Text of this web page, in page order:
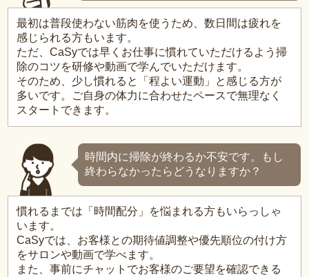
最初は普段使わない筋肉を使うため、数日間は疲れを
感じられる方もいます。
ただ、CaSyでは早くお仕事に慣れていただけるよう掃
除のコツを研修や動画で学んでいただけます。
そのため、少し慣れると「程よい運動」と感じる方が
多いです。ご自身の体力に合わせたペースで無理なく
スタートできます。
時間内に掃除が終わるか不安です。もし
終わらなかったらどうなりますか？
慣れるまでは「時間配分」を悩まれる方もいらっしゃ
います。
CaSyでは、お客様との期待値調整や優先順位の付け方
をサロンや動画で学べます。
また、事前にチャットでお客様のご要望を確認できる